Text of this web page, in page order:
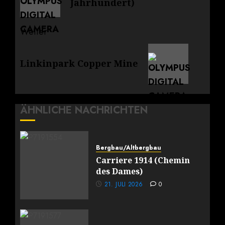
Weiter
Beitrag:
Linkinpark Copper Mine
ÄHNLICHE NACHRICHTEN
Bergbau/Altbergbau
Carriere 1914 (Chemin
des Dames)
21. JULI 2026 0